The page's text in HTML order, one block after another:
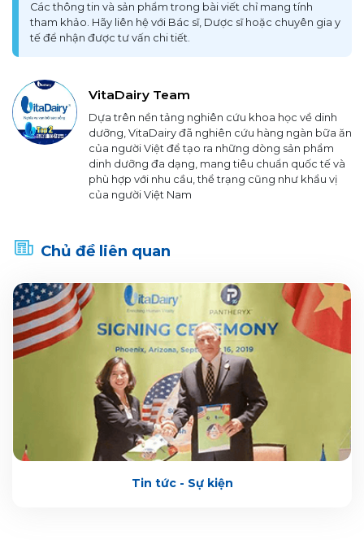
Các thông tin và sản phẩm trong bài viết chỉ mang tính
tham khảo. Hãy liên hệ với Bác sĩ, Dược sĩ hoặc chuyên gia y
tế để nhận được tư vấn chi tiết.
VitaDairy Team
Dựa trên nền tảng nghiên cứu khoa học về dinh
dưỡng, VitaDairy đã nghiên cứu hàng ngàn bữa ăn
của người Việt để tạo ra những dòng sản phẩm
dinh dưỡng đa dạng, mang tiêu chuẩn quốc tế và
phù hợp với nhu cầu, thể trạng cũng như khẩu vị
của người Việt Nam
Chủ đề liên quan
Tin tức - Sự kiện